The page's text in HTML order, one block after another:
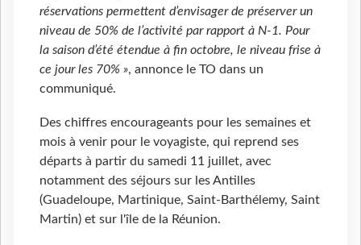
réservations permettent d’envisager de préserver un
niveau de 50% de l’activité par rapport à N-1. Pour
la saison d’été étendue à fin octobre, le niveau frise à
ce jour les 70% », annonce le TO dans un
communiqué.
Des chiffres encourageants pour les semaines et
mois à venir pour le voyagiste, qui reprend ses
départs à partir du samedi 11 juillet, avec
notamment des séjours sur les Antilles
(Guadeloupe, Martinique, Saint-Barthélemy, Saint
Martin) et sur l'île de la Réunion.